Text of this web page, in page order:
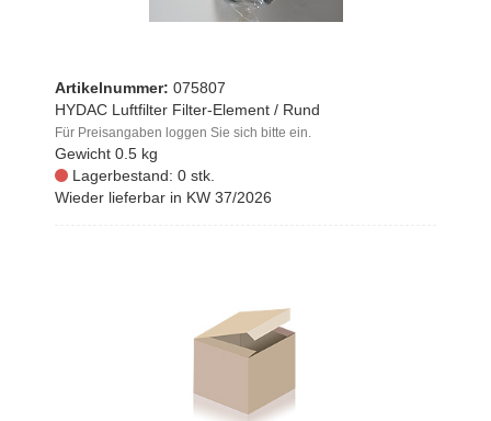
Artikelnummer: 075807
HYDAC Luftfilter Filter-Element / Rund
Für Preisangaben loggen Sie sich bitte ein.
Gewicht 0.5 kg
Lagerbestand: 0 stk.
Wieder lieferbar in KW 37/2026